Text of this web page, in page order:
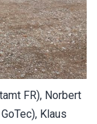
FR), Norbert
Klaus